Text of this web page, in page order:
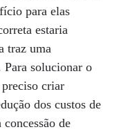
para elas
estaria
traz uma
Para solucionar o
criar
dos custos de
de